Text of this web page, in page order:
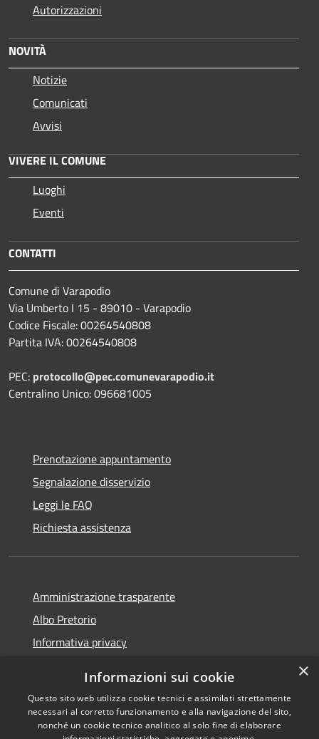
Autorizzazioni
NOVITÀ
Notizie
Comunicati
Avvisi
VIVERE IL COMUNE
Luoghi
Eventi
CONTATTI
Comune di Varapodio
Via Umberto I 15 - 89010 - Varapodio
Codice Fiscale: 00264540808
Partita IVA: 00264540808
PEC: protocollo@pec.comunevarapodio.it
Centralino Unico: 096681005
Prenotazione appuntamento
Segnalazione disservizio
Leggi le FAQ
Richiesta assistenza
Amministrazione trasparente
Albo Pretorio
Informativa privacy
Dichiarazione di accessibilità
×
Informazioni sui cookie
Questo sito web utilizza cookie tecnici e assimilati strettamente
necessari al corretto funzionamento e alla navigazione del sito,
nonché un cookie tecnico analitico al solo fine di elaborare